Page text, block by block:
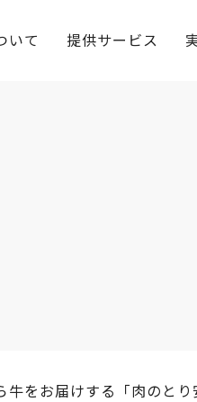
いて 提供サービス
牛をお届けする「肉のと